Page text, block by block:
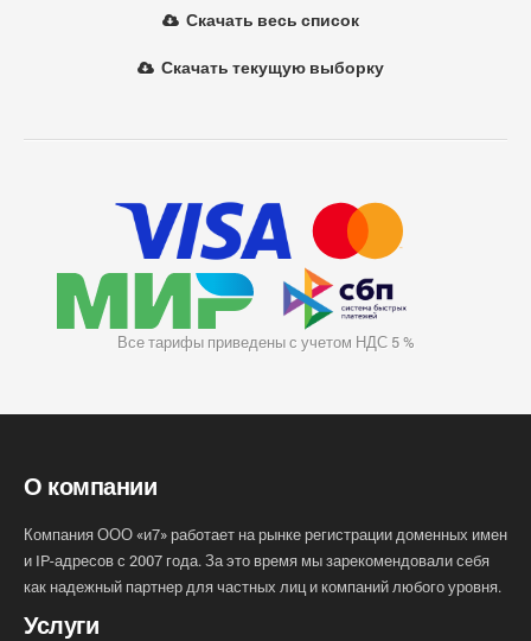
Скачать весь список
Скачать текущую выборку
Все тарифы приведены с учетом НДС 5 %
О компании
Компания ООО «и7» работает на рынке регистрации доменных имен
и IP-адресов с 2007 года. За это время мы зарекомендовали себя
как надежный партнер для частных лиц и компаний любого уровня.
Услуги